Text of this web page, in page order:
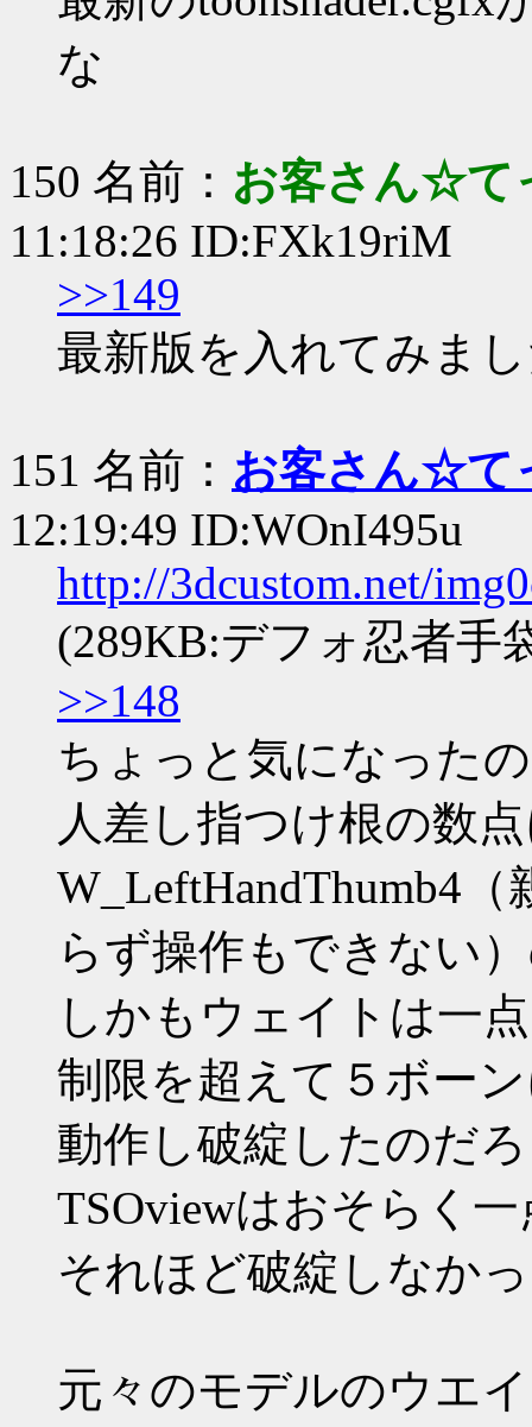
な
150 名前： お客さん☆て
11:18:26 ID:FXk19riM
>>149
最新版を入れてみま
151 名前： お客さん☆て
12:19:49 ID:WOnI495u
http://3dcustom.net/
(289KB:デフォ忍者手
>>148
ちょっと気になった
人差し指つけ根の数
W_LeftHandThumb4
らず操作もできない
しかもウェイトは一
制限を超えて５ボー
動作し破綻したのだ
TSOviewはおそらく
それほど破綻しなか
元々のモデルのウエ